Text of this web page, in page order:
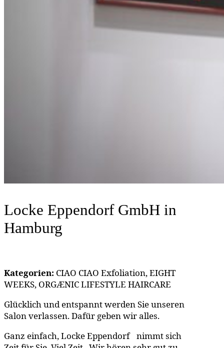
Locke Eppendorf GmbH in
Hamburg
Kategorien: CIAO CIAO Exfoliation, EIGHT
WEEKS, ORGÆNIC LIFESTYLE HAIRCARE
Glücklich und entspannt werden Sie unseren
Salon verlassen. Dafür geben wir alles.
Ganz einfach, Locke Eppendorf nimmt sich